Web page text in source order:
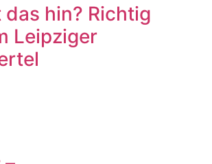
das hin? Richtig
Leipziger